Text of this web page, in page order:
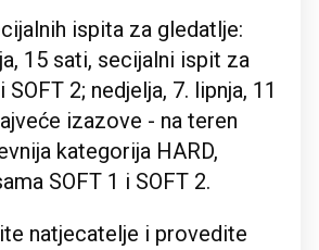
ispita za gledatlje:
15 sati, secijalni ispit za
SOFT 2; nedjelja, 7. lipnja, 11
izazove - na teren
kategorija HARD,
SOFT 1 i SOFT 2.
natjecatelje i provedite